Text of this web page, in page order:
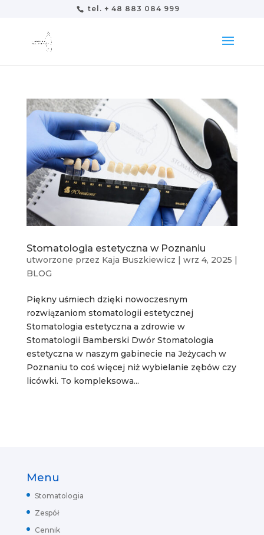
tel. + 48 883 084 999
Stomatologia estetyczna w Poznaniu
utworzone przez Kaja Buszkiewicz | wrz 4, 2025 |
BLOG
Piękny uśmiech dzięki nowoczesnym
rozwiązaniom stomatologii estetycznej
Stomatologia estetyczna a zdrowie w
Stomatologii Bamberski Dwór Stomatologia
estetyczna w naszym gabinecie na Jeżycach w
Poznaniu to coś więcej niż wybielanie zębów czy
licówki. To kompleksowa...
Menu
Stomatologia
Zespół
Cennik